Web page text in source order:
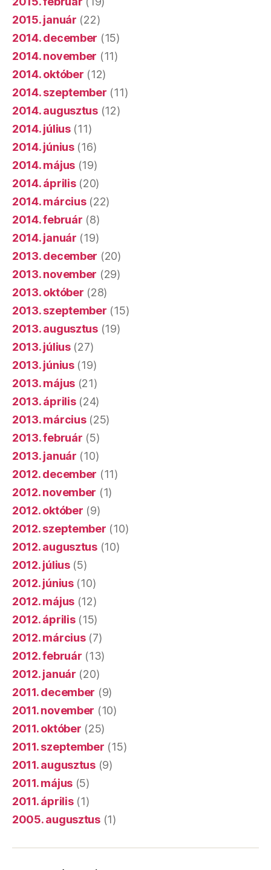
2014. augusztus(12)
2014. július(11)
2014. június(16)
2014. május(19)
2014. április(20)
2014. március(22)
2014. február(8)
2014. január(19)
2013. december
2013. november
2013. október(28)
2013. szeptember(15)
2013. augusztus(19)
2013. július(27)
2013. június(19)
2013. május(21)
2013. április(24)
2013. március(25)
2013. február(5)
2013. január(10)
2012. december
2012. november(1)
2012. október(9)
2012. szeptember(10)
2012. augusztus(10)
2012. július(5)
2012. június(10)
2012. május(12)
2012. április(15)
2012. március(7)
2012. február(13)
2012. január(20)
2011. december(9)
2011. november(10)
2011. október(25)
2011. szeptember
2011. augusztus(9)
2011. május(5)
2011. április(1)
2005. augusztus(1)
© 2026.Három Hónap